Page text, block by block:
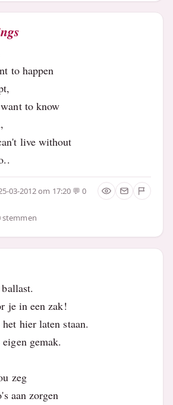
to happen
to know
live without
03-2012 om 17:20
0
stemmen
je in een zak!
hier laten staan.
gemak.
zeg
aan zorgen